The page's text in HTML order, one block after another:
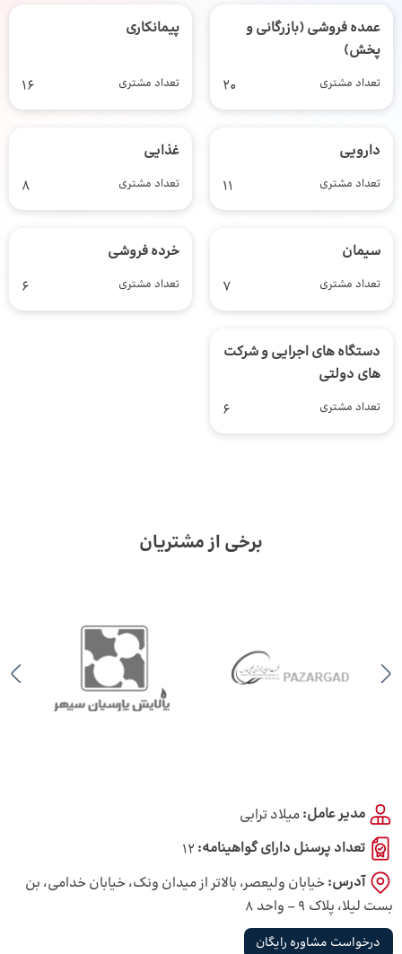
عمده فروشی (بازرگانی و
پخش)
تعداد مشتری 20
پیمانکاری
تعداد مشتری 16
دارویی
تعداد مشتری 11
غذایی
تعداد مشتری 8
سیمان
تعداد مشتری 7
خرده فروشی
تعداد مشتری 6
دستگاه های اجرایی و شرکت
های دولتی
تعداد مشتری 6
برخی از مشتریان
مدیر عامل:میلاد ترابی
تعداد پرسنل دارای گواهینامه: 12
آدرس:خیابان ولیعصر، بالاتر از میدان ونک، خیابان خدامی، بن
بست لیلا، پلاک 9 – واحد 8
درخواست مشاوره رایگان